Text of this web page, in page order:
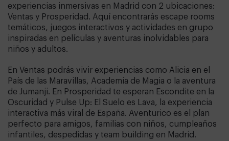
experiencias inmersivas en Madrid con 2 ubicaciones:
Ventas y Prosperidad. Aquí encontrarás escape rooms
temáticos, juegos interactivos y actividades en grupo
inspiradas en películas y aventuras inolvidables para
niños y adultos.
En Ventas podrás vivir experiencias como Alicia en el
País de las Maravillas, Academia de Magia o la aventura
de Jumanji. En Prosperidad te esperan Escondite en la
Oscuridad y Pulse Up: El Suelo es Lava, la experiencia
interactiva más viral de España. Aventurico es el plan
perfecto para amigos, familias con niños, cumpleaños
infantiles, despedidas y team building en Madrid.